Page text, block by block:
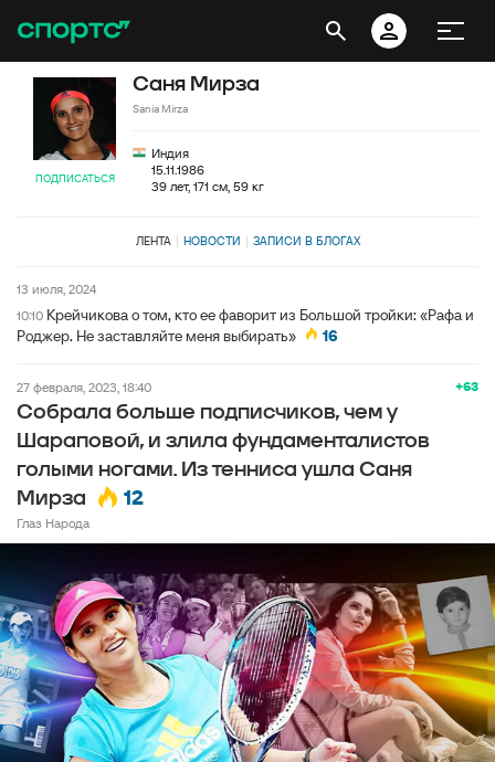
ПОДПИСАТЬСЯ
Саня Мирза
Sania Mirza
Индия
15.11.1986
39 лет, 171 см, 59 кг
ЛЕНТА НОВОСТИ ЗАПИСИ В БЛОГАХ
13 июля, 2024
10:10 Крейчикова о том, кто ее фаворит из Большой тройки: «Рафа и
Роджер. Не заставляйте меня выбирать»
16
+63
27 февраля, 2023, 18:40
Собрала больше подписчиков, чем у
Шараповой, и злила фундаменталистов
голыми ногами. Из тенниса ушла Саня
Мирза
12
Глаз Народа